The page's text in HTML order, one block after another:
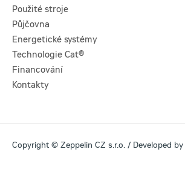
Použité stroje
Půjčovna
Energetické systémy
Technologie Cat®
Financování
Kontakty
Copyright © Zeppelin CZ s.r.o. / Developed by